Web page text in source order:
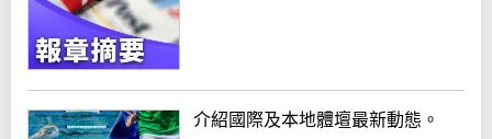
介紹國際及本地體壇最新動態。